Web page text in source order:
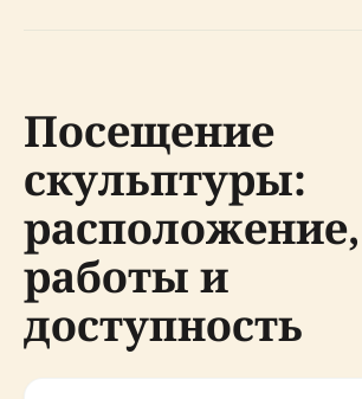
Посещение
скульптуры:
работы и
доступность